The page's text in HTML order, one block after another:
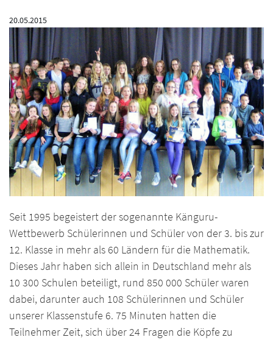
20.05.2015
Seit 1995 begeistert der sogenannte Känguru-
Wettbewerb Schülerinnen und Schüler von der 3. bis zur
12. Klasse in mehr als 60 Ländern für die Mathematik.
Dieses Jahr haben sich allein in Deutschland mehr als
10 300 Schulen beteiligt, rund 850 000 Schüler waren
dabei, darunter auch 108 Schülerinnen und Schüler
unserer Klassenstufe 6. 75 Minuten hatten die
Teilnehmer Zeit, sich über 24 Fragen die Köpfe zu